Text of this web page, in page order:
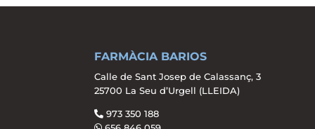
FARMÀCIA BARIOS
Calle de Sant Josep de Calassanç, 3
25700 La Seu d’Urgell (LLEIDA)
973 350 188